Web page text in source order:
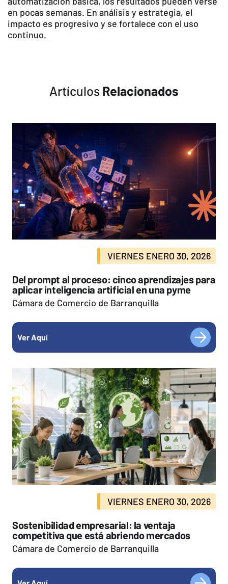
en pocas semanas. En análisis y estrategia, el
impacto es progresivo y se fortalece con el uso
continuo.
Artículos Relacionados
VIERNES ENERO 30, 2026
Del prompt al proceso: cinco aprendizajes para
aplicar inteligencia artificial en una pyme
Cámara de Comercio de Barranquilla
Ver Aquí
VIERNES ENERO 30, 2026
Sostenibilidad empresarial: la ventaja
competitiva que está abriendo mercados
Cámara de Comercio de Barranquilla